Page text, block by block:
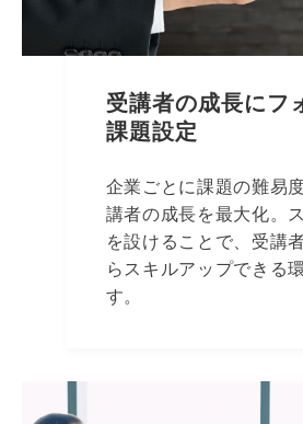
受講者の成長にフ
課題設定
企業ごとに課題の難易
講者の成長を最大化。
を設けることで、受講
らスキルアップできる
す。